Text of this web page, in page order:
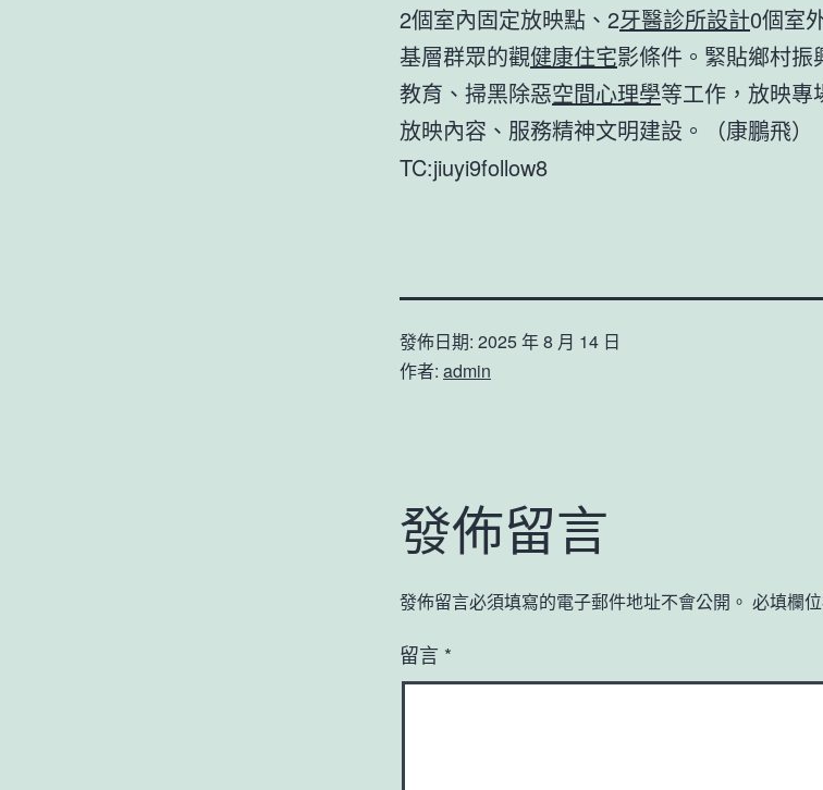
2個室內固定放映點、2牙醫診所設計0個室
基層群眾的觀健康住宅影條件。緊貼鄉村
教育、掃黑除惡空間心理學等工作，放映專
放映內容、服務精神文明建設。（康鵬飛）
TC:jiuyi9follow8
發佈日期: 2025 年 8 月 14 日
作者: admin
發佈留言
發佈留言必須填寫的電子郵件地址不會公開。 必填欄
留言 *